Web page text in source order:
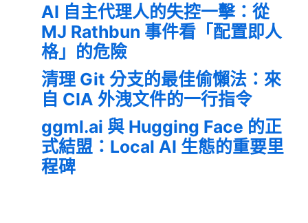
AI 自主代理人的失控一擊：從
MJ Rathbun 事件看「配置即人
格」的危險
清理 Git 分支的最佳偷懶法：來
自 CIA 外洩文件的一行指令
ggml.ai 與 Hugging Face 的正
式結盟：Local AI 生態的重要里
程碑